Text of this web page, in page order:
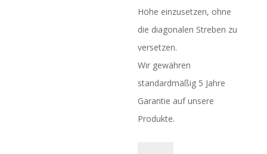
Höhe einzusetzen, ohne
die diagonalen Streben zu
versetzen.
Wir gewähren
standardmäßig 5 Jahre
Garantie auf unsere
Produkte.